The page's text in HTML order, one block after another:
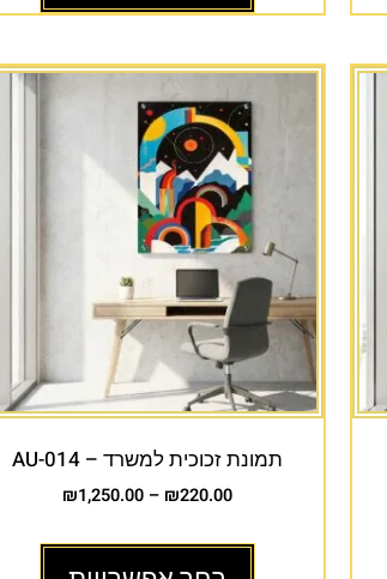
תמונת זכוכית למשרד – AU-014
₪220.00
–
₪1,250.00